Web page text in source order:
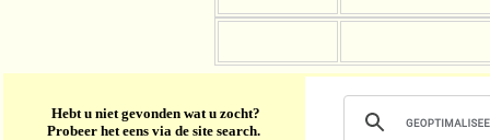
Hebt u niet gevonden wat u zocht?
Probeer het eens via de site search.